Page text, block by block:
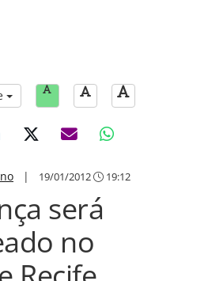
| 19/01/2012 19:12
será
no